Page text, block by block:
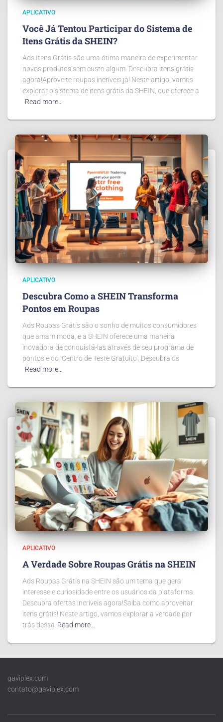
APLICATIVO
Você Já Tentou Participar do Sistema de
Itens Grátis da SHEIN?
Ads Itens Grátis são uma ótima maneira de experimentar
novos produtos sem custo algum. Descubra itens grátis
agora!Aproveite roupas incríveis já! Neste artigo, vamos
explorar o sistema de itens grátis da SHEIN, que oferece a
Read more…
APLICATIVO
Descubra Como a SHEIN Transforma
Pontos em Roupas
Ads Roupas Grátis são o sonho de muitos consumidores
que amam moda, e a SHEIN oferece uma maneira
inovadora de conquistá-las através de seu programa de
pontos e do ‘Centro de Teste Gratuito’. Descubra os
Read more…
APLICATIVO
A Verdade Sobre Roupas Grátis na SHEIN
Ads Roupas Grátis na SHEIN são um tema que gera
interesse e curiosidade entre os usuários da plataforma.
Descubra ofertas incríveis agora!Saiba como aproveitar
itens grátis! Neste artigo, vamos explorar a verdade por
trás dessa Read more…
gaviplex.com
contato@gaviplex.com